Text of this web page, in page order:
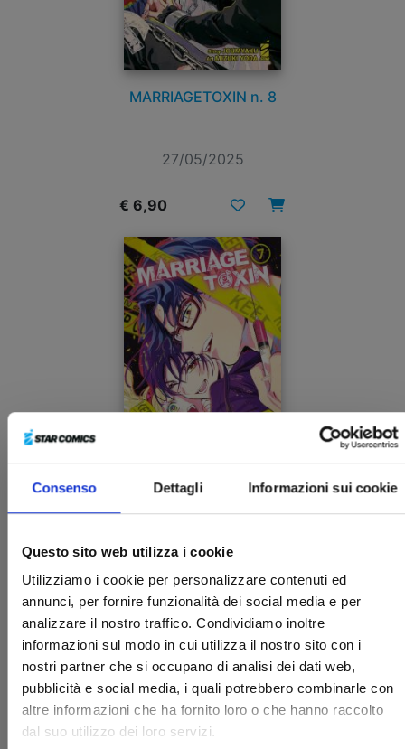
Consenso Dettagli Informazioni sui cookie
Questo sito web utilizza i cookie
Utilizziamo i cookie per personalizzare contenuti ed
annunci, per fornire funzionalità dei social media e per
analizzare il nostro traffico. Condividiamo inoltre
informazioni sul modo in cui utilizza il nostro sito con i
nostri partner che si occupano di analisi dei dati web,
pubblicità e social media, i quali potrebbero combinarle con
altre informazioni che ha fornito loro o che hanno raccolto
dal suo utilizzo dei loro servizi.
MARRIAGETOXIN n. 8
27/05/2025
€ 6,90
€ 6,50